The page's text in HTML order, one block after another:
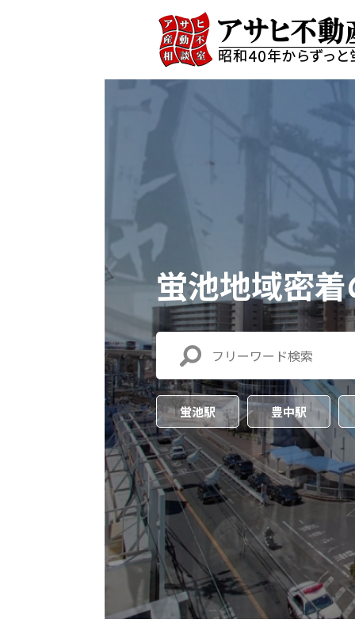
蛍池地域密
蛍池駅 豊中駅